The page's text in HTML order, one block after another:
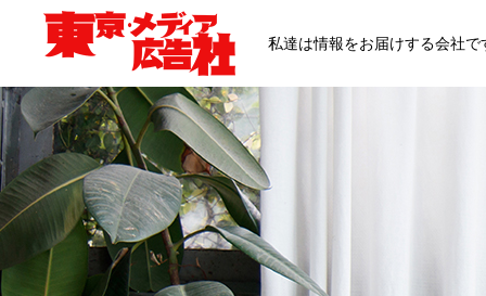
私達は情報をお届けする会社で